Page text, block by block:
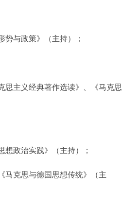
与政策》（主持）；
主义经典著作选读》、《马克思
政治实践》（主持）；
克思与德国思想传统》（主